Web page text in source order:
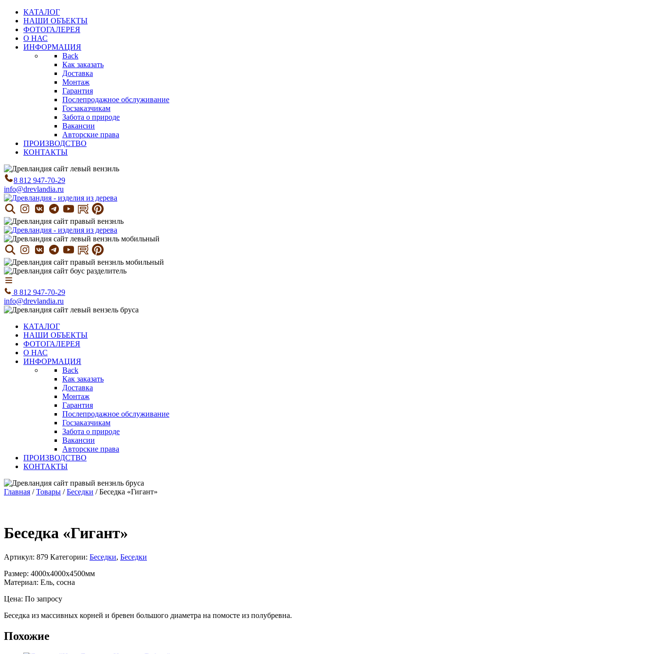
КАТАЛОГ
НАШИ ОБЪЕКТЫ
ФОТОГАЛЕРЕЯ
О НАС
ИНФОРМАЦИЯ
Back
Как заказать
Доставка
Монтаж
Гарантия
Послепродажное обслуживание
Госзаказчикам
Забота о природе
Вакансии
Авторские права
ПРОИЗВОДСТВО
КОНТАКТЫ
8 812 947-70-29
info@drevlandia.ru
8 812 947-70-29
info@drevlandia.ru
КАТАЛОГ
НАШИ ОБЪЕКТЫ
ФОТОГАЛЕРЕЯ
О НАС
ИНФОРМАЦИЯ
Back
Как заказать
Доставка
Монтаж
Гарантия
Послепродажное обслуживание
Госзаказчикам
Забота о природе
Вакансии
Авторские права
ПРОИЗВОДСТВО
КОНТАКТЫ
Главная /Товары /Беседки /Беседка «Гигант»
Беседка «Гигант»
Артикул: 879 Категории: Беседки, Беседки
Размер: 4000х4000х4500мм
Материал: Ель, сосна
Цена: По запросу
Беседка из массивных корней и бревен большого диаметра на помосте из полубревна.
Похожие